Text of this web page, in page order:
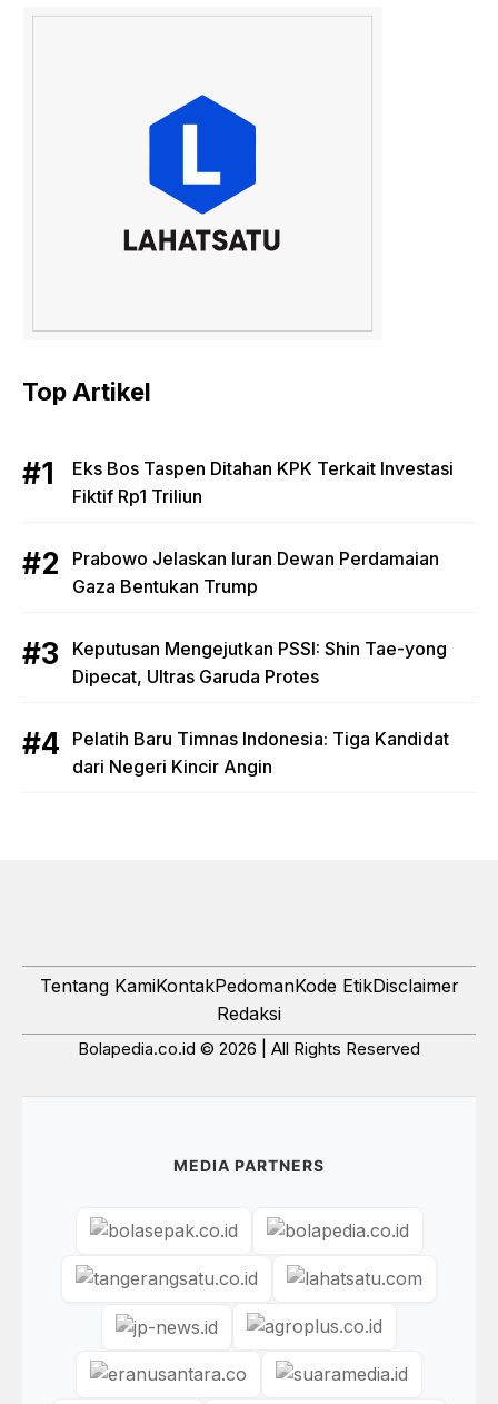
Top Artikel
Eks Bos Taspen Ditahan KPK Terkait Investasi
Fiktif Rp1 Triliun
Prabowo Jelaskan Iuran Dewan Perdamaian
Gaza Bentukan Trump
Keputusan Mengejutkan PSSI: Shin Tae-yong
Dipecat, Ultras Garuda Protes
Pelatih Baru Timnas Indonesia: Tiga Kandidat
dari Negeri Kincir Angin
Tentang KamiKontakPedomanKode EtikDisclaimer
Redaksi
Bolapedia.co.id © 2026 | All Rights Reserved
MEDIA PARTNERS